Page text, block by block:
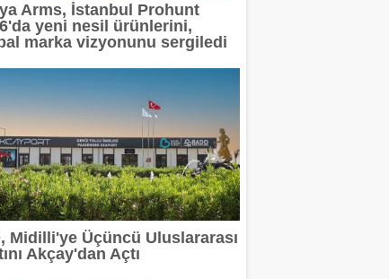
Arms, İstanbul Prohunt
yeni nesil ürünlerini,
marka vizyonunu sergiledi
Midilli'ye Üçüncü Uluslararası
Akçay'dan Açtı